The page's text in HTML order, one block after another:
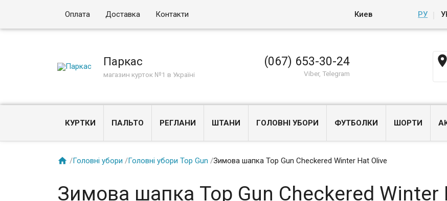
Киев РУ
Оплата Доставка Контакти
Паркас
магазин курток №1 в Україні
(067) 653-30-24
Viber, Telegram

КУРТКИ ПАЛЬТО РЕГЛАНИ ШТАНИ ГОЛОВНІ УБОРИ ФУТБОЛКИ ШОРТИ
 /Головні убори /Головні убори Top Gun /Зимова шапка Top Gun Checkered Winter Hat Olive
Зимова шапка Top Gun Checkered Winter